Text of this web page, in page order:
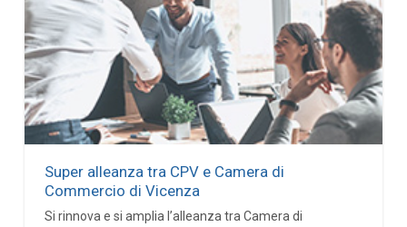
Super alleanza tra CPV e Camera di
Commercio di Vicenza
Si rinnova e si amplia l’alleanza tra Camera di